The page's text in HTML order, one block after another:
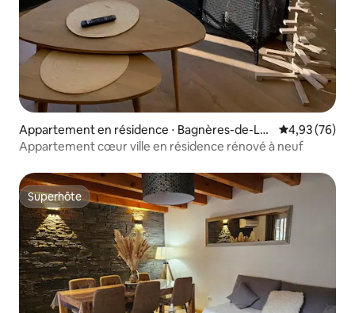
Appartement en résidence ⋅ Bagnères-de-Lu
chon
Évaluation
4,93 (76)
Appartement cœur ville en résidence rénové à neuf
Superhôte
Superhôte